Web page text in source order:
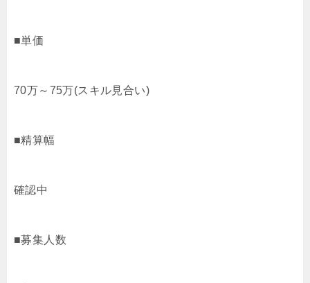
■単価
70万～75万(スキル見合い)
■精算幅
確認中
■募集人数